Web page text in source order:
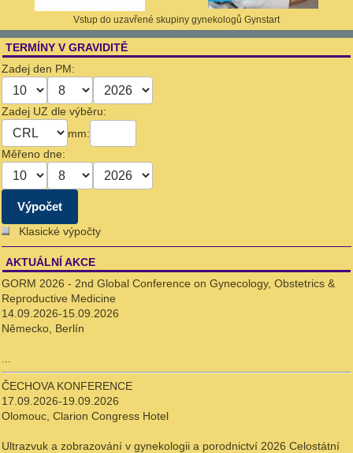
AKTUÁLNÍ AKCE
GORM 2026 - 2nd Global Conference on Gynecology, Obstetrics &
Reproductive Medicine
14.09.2026-15.09.2026
Německo, Berlín
ČECHOVA KONFERENCE
17.09.2026-19.09.2026
Olomouc, Clarion Congress Hotel
Ultrazvuk a zobrazování v gynekologii a porodnictví 2026 Celostátní
TERMÍNY V GRAVIDITĚ
Zadej den PM:
Zadej UZ dle výběru:
mm:
Měřeno dne:
Klasické výpočty
Vstup do uzavřené skupiny gynekologů Gynstart